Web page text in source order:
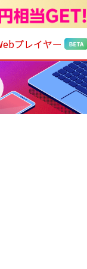
プレイヤー